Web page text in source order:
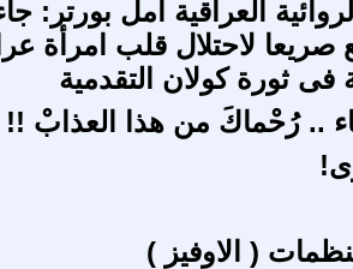
العراقية أمل بورتر:
صريعا لاحتلال قلب امرأة
فى ثورة كولان التقدمية
.. رُحْماكَ من هذا العذابْ !!
( الاوفيز )